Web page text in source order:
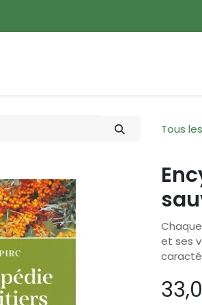
Tous
et ses